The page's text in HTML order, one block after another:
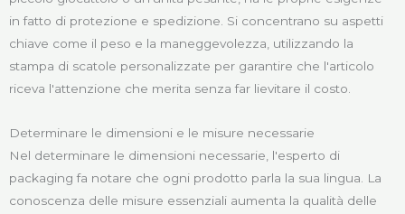
in fatto di protezione e spedizione. Si concentrano su aspetti
chiave come il peso e la maneggevolezza, utilizzando la
stampa di scatole personalizzate per garantire che l'articolo
riceva l'attenzione che merita senza far lievitare il costo.
Determinare le dimensioni e le misure necessarie
Nel determinare le dimensioni necessarie, l'esperto di
packaging fa notare che ogni prodotto parla la sua lingua. La
conoscenza delle misure essenziali aumenta la qualità delle